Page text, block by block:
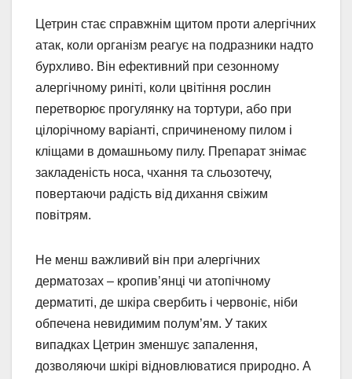
Цетрин стає справжнім щитом проти алергічних
атак, коли організм реагує на подразники надто
бурхливо. Він ефективний при сезонному
алергічному риніті, коли цвітіння рослин
перетворює прогулянку на тортури, або при
цілорічному варіанті, спричиненому пилом і
кліщами в домашньому пилу. Препарат знімає
закладеність носа, чхання та сльозотечу,
повертаючи радість від дихання свіжим
повітрям.
Не менш важливий він при алергічних
дерматозах – кропив’янці чи атопічному
дерматиті, де шкіра свербить і червоніє, ніби
обпечена невидимим полум’ям. У таких
випадках Цетрин зменшує запалення,
дозволяючи шкірі відновлюватися природно. А